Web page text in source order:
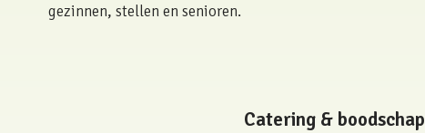
gezinnen, stellen en senioren.
Catering &